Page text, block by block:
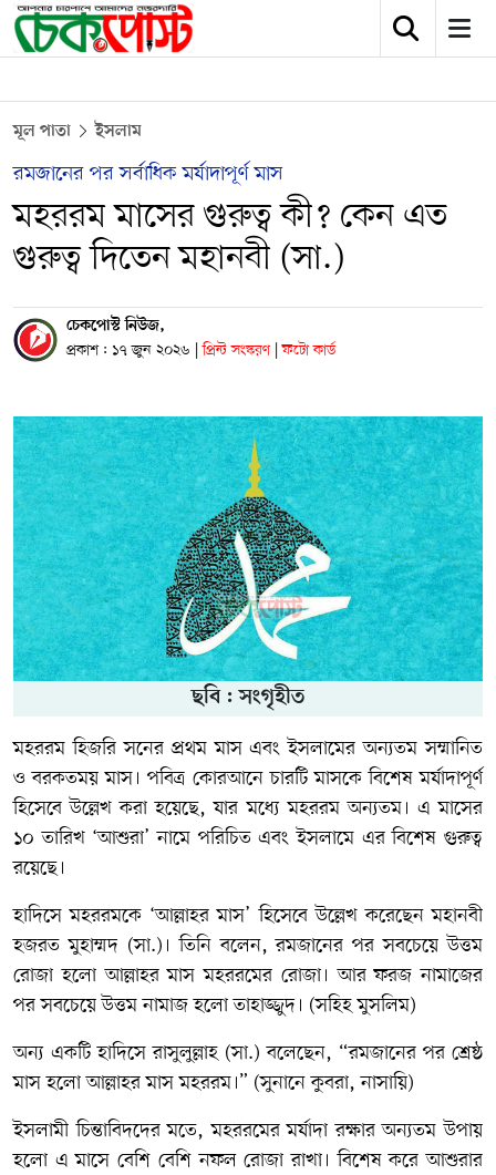
মূল পাতা ইসলাম
রমজানের পর সর্বাধিক মর্যাদাপূর্ণ মাস
মহররম মাসের গুরুত্ব কী? কেন এত
গুরুত্ব দিতেন মহানবী (সা.)
চেকপোস্ট নিউজ,
প্রকাশ : ১৭ জুন ২০২৬ | প্রিন্ট সংস্করণ | ফটো কার্ড
ছবি : সংগৃহীত
মহররম হিজরি সনের প্রথম মাস এবং ইসলামের অন্যতম সম্মানিত
ও বরকতময় মাস। পবিত্র কোরআনে চারটি মাসকে বিশেষ মর্যাদাপূর্ণ
হিসেবে উল্লেখ করা হয়েছে, যার মধ্যে মহররম অন্যতম। এ মাসের
১০ তারিখ ‘আশুরা’ নামে পরিচিত এবং ইসলামে এর বিশেষ গুরুত্ব
রয়েছে।
হাদিসে মহররমকে ‘আল্লাহর মাস’ হিসেবে উল্লেখ করেছেন মহানবী
হজরত মুহাম্মদ (সা.)। তিনি বলেন, রমজানের পর সবচেয়ে উত্তম
রোজা হলো আল্লাহর মাস মহররমের রোজা। আর ফরজ নামাজের
পর সবচেয়ে উত্তম নামাজ হলো তাহাজ্জুদ। (সহিহ মুসলিম)
অন্য একটি হাদিসে রাসুলুল্লাহ (সা.) বলেছেন, “রমজানের পর শ্রেষ্ঠ
মাস হলো আল্লাহর মাস মহররম।” (সুনানে কুবরা, নাসায়ি)
ইসলামী চিন্তাবিদদের মতে, মহররমের মর্যাদা রক্ষার অন্যতম উপায়
হলো এ মাসে বেশি বেশি নফল রোজা রাখা। বিশেষ করে আশুরার